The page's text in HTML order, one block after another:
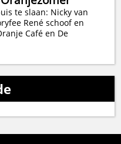
te slaan: Nicky van
René schoof en
Café en De